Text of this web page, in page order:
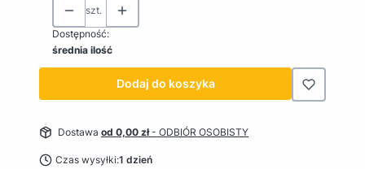
szt.
Dostępność:
średnia ilość
Dodaj do koszyka
Dostawa od 0,00 zł- ODBIÓR OSOBISTY
Czas wysyłki:1 dzień